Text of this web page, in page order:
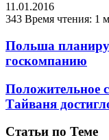
11.01.2016
343 Время чтения: 1
Польша
госкомпанию
Положительное
Тайваня
Статьи по Теме